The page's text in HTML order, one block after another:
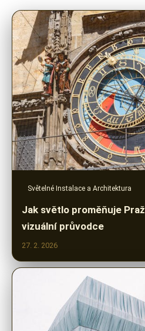
Světelné Instalace a Architektura
Jak světlo proměňuje
vizuální průvodce
27. 2. 2026